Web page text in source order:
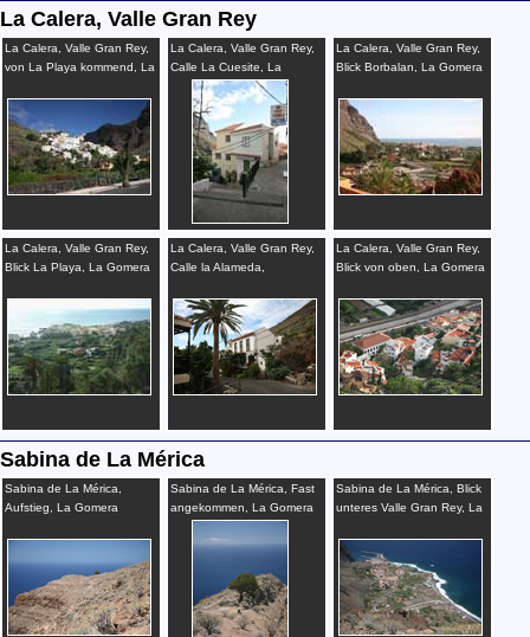
La Calera, Valle Gran Rey
La Calera, Valle Gran Rey,
von La Playa kommend, La
La Calera, Valle Gran Rey,
Calle La Cuesite, La
Gomera
La Calera, Valle Gran Rey,
Blick Borbalan, La Gomera
La Calera, Valle Gran Rey,
Blick La Playa, La Gomera
La Calera, Valle Gran Rey,
Calle la Alameda,
Gomera
La Calera, Valle Gran Rey,
Blick von oben, La Gomera
Sabina de La Mérica
Sabina de La Mérica,
Aufstieg, La Gomera
Sabina de La Mérica, Fast
angekommen, La Gomera
Sabina de La Mérica, Blick
unteres Valle Gran Rey, La